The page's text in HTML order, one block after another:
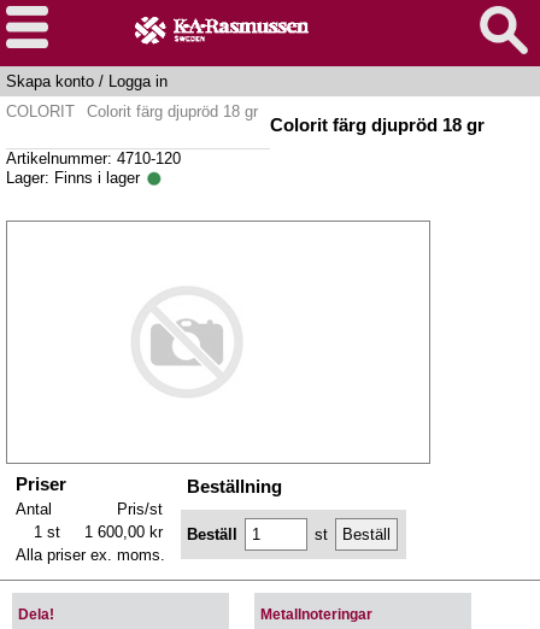
Skapa konto / Logga in
COLORIT
Colorit färg djupröd 18 gr
Colorit färg djupröd 18 gr
Artikelnummer: 4710-120
Lager: Finns i lager
Priser
Antal
Pris/st
1 st
1 600,00 kr
Alla priser ex. moms.
Beställning
Beställ st
Metallnoteringar
Dela!